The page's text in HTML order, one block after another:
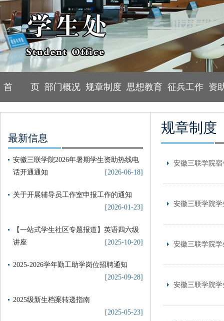
首 页 部门概况 规章制度 思想教育 征兵工作 资
最新信息
安徽三联学院2026年暑期学生资助热线电
话开通通知
[2026-06-18]
关于开展辅导员工作室申报工作的通知
[2026-01-23]
【一站式学生社区专题报道】英语四六级
讲座
[2025-10-20]
2025-2026学年勤工助学岗位招聘通知
[2025-09-28]
2025级新生档案转递指南
[2025-05-23]
规章制度
安徽三联学院
安徽三联学院
安徽三联学院
安徽三联学院